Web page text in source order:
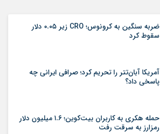
ضربه سنگین به کرونوس؛ CRO زیر ۰.۰۵ دلار
سقوط کرد
آمریکا آبان‌تتر را تحریم کرد؛ صرافی ایرانی چه
پاسخی داد؟
حمله هکری به کاربران بیت‌کوین؛ ۱.۶ میلیون دلار
رمزارز به سرقت رفت